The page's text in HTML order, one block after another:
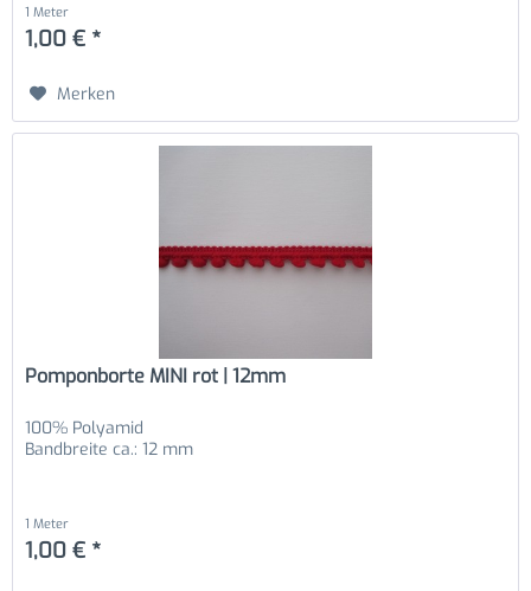
1 Meter
1,00 € *
Merken
Pomponborte MINI rot | 12mm
100% Polyamid
Bandbreite ca.: 12 mm
1 Meter
1,00 € *